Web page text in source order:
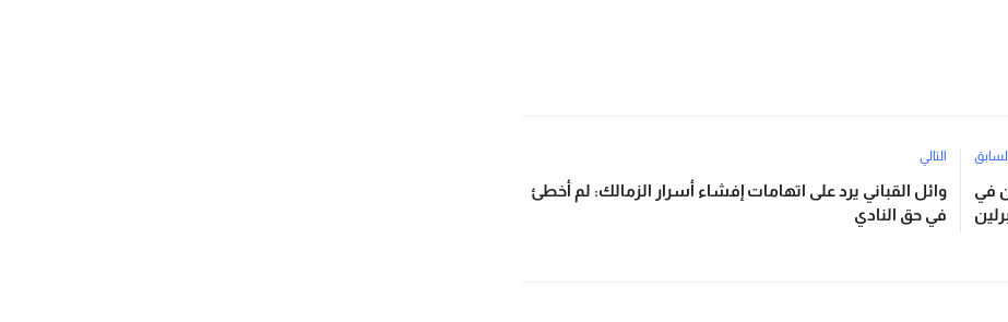
السابق
في
التالي
وائل القباني يرد على اتهامات إفشاء أسرار الزمالك: لم أخطئ
في حق النادي